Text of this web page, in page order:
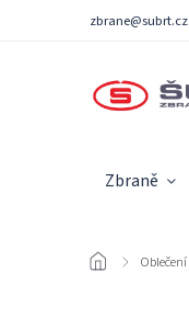
zbrane@subrt.cz
Zbraně
/ Oblečení